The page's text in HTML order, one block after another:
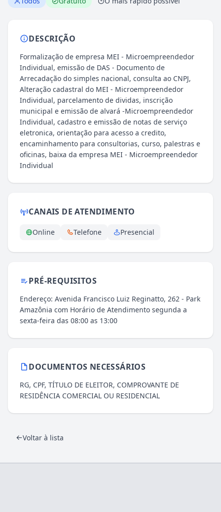
DESCRIÇÃO
Formalização de empresa MEI - Microempreendedor
Individual, emissão de DAS - Documento de
Arrecadação do simples nacional, consulta ao CNPJ,
Alteração cadastral do MEI - Microempreendedor
Individual, parcelamento de dividas, inscrição
municipal e emissão de alvará -Microempreendedor
Individual, cadastro e emissão de notas de serviço
eletronica, orientação para acesso a credito,
encaminhamento para consultorias, curso, palestras e
oficinas, baixa da empresa MEI - Microempreendedor
Individual
CANAIS DE ATENDIMENTO
Online Telefone Presencial
PRÉ-REQUISITOS
Endereço: Avenida Francisco Luiz Reginatto, 262 - Park
Amazônia com Horário de Atendimento segunda a
sexta-feira das 08:00 as 13:00
DOCUMENTOS NECESSÁRIOS
RG, CPF, TÍTULO DE ELEITOR, COMPROVANTE DE
RESIDÊNCIA COMERCIAL OU RESIDENCIAL
Voltar à lista